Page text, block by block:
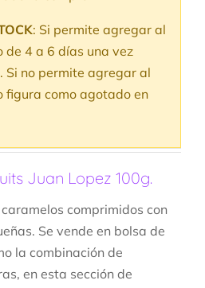
: Si permite agregar al
de 4 a 6 días una vez
Si no permite agregar al
figura como agotado en
Juan Lopez 100g.
caramelos comprimidos con
Se vende en bolsa de
la combinación de
en esta sección de